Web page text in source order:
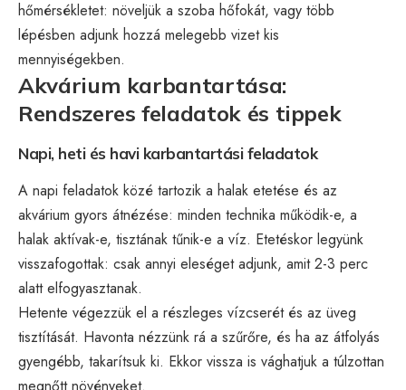
hőmérsékletet: növeljük a szoba hőfokát, vagy több
lépésben adjunk hozzá melegebb vizet kis
mennyiségekben.
Akvárium karbantartása:
Rendszeres feladatok és tippek
Napi, heti és havi karbantartási feladatok
A napi feladatok közé tartozik a halak etetése és az
akvárium gyors átnézése: minden technika működik-e, a
halak aktívak-e, tisztának tűnik-e a víz. Etetéskor legyünk
visszafogottak: csak annyi eleséget adjunk, amit 2-3 perc
alatt elfogyasztanak.
Hetente végezzük el a részleges vízcserét és az üveg
tisztítását. Havonta nézzünk rá a szűrőre, és ha az átfolyás
gyengébb, takarítsuk ki. Ekkor vissza is vághatjuk a túlzottan
megnőtt növényeket.